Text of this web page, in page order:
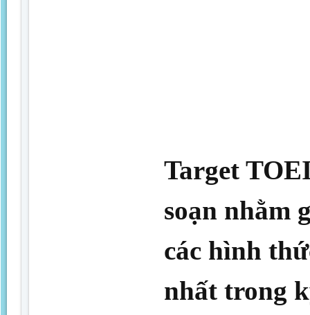
Target
soạn nhằm
các hình
nhất trong